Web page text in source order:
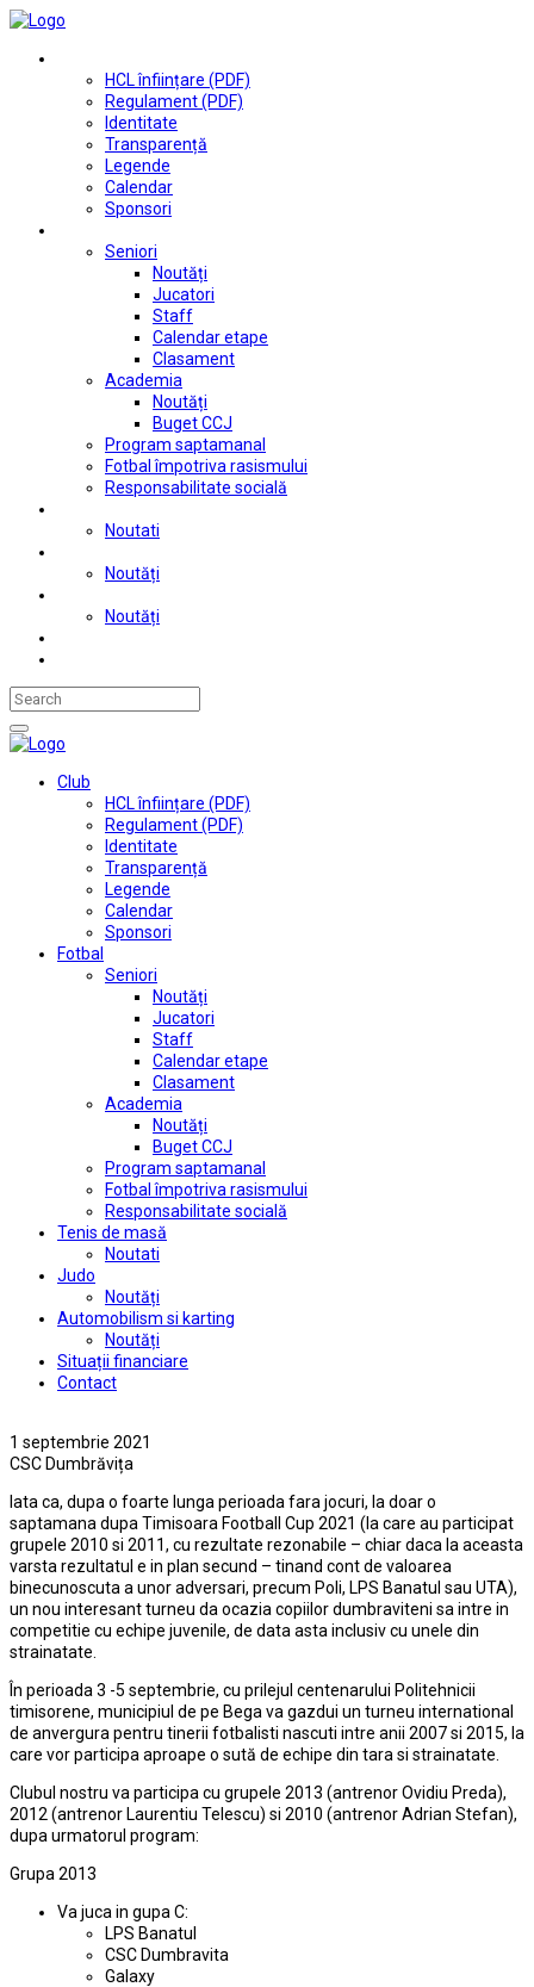
HCL înființare (PDF)
Regulament (PDF)
Identitate
Transparență
Legende
Calendar
Sponsori
Seniori
Noutăți
Jucatori
Staff
Calendar etape
Clasament
Academia
Noutăți
Buget CCJ
Program saptamanal
Fotbal împotriva rasismului
Responsabilitate socială
Noutati
Noutăți
Noutăți
Club
HCL înființare (PDF)
Regulament (PDF)
Identitate
Transparență
Legende
Calendar
Sponsori
Fotbal
Seniori
Noutăți
Jucatori
Staff
Calendar etape
Clasament
Academia
Noutăți
Buget CCJ
Program saptamanal
Fotbal împotriva rasismului
Responsabilitate socială
Tenis de masă
Noutati
Judo
Noutăți
Automobilism si karting
Noutăți
Situații financiare
Contact
1 septembrie 2021
CSC Dumbrăvița
Iata ca, dupa o foarte lunga perioada fara jocuri, la doar o
saptamana dupa Timisoara Football Cup 2021 (la care au participat
grupele 2010 si 2011, cu rezultate rezonabile – chiar daca la aceasta
varsta rezultatul e in plan secund – tinand cont de valoarea
binecunoscuta a unor adversari, precum Poli, LPS Banatul sau UTA),
un nou interesant turneu da ocazia copiilor dumbraviteni sa intre in
competitie cu echipe juvenile, de data asta inclusiv cu unele din
strainatate.
În perioada 3 -5 septembrie, cu prilejul centenarului Politehnicii
timisorene, municipiul de pe Bega va gazdui un turneu international
de anvergura pentru tinerii fotbalisti nascuti intre anii 2007 si 2015, la
care vor participa aproape o sută de echipe din tara si strainatate.
Clubul nostru va participa cu grupele 2013 (antrenor Ovidiu Preda),
2012 (antrenor Laurentiu Telescu) si 2010 (antrenor Adrian Stefan),
dupa urmatorul program:
Grupa 2013
Va juca in gupa C:
LPS Banatul
CSC Dumbravita
Galaxy